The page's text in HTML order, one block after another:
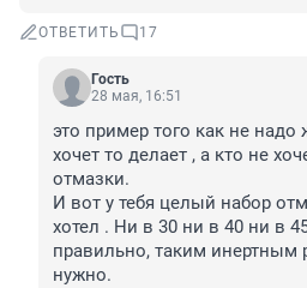
ОТВЕТИТЬ 17
Гость
28 мая, 16:51
это пример того как не
хочет то делает , а кто не
отмазки.
И вот у тебя целый набор
хотел . Ни в 30 ни в 40 ни в
правильно, таким инертным
нужно.